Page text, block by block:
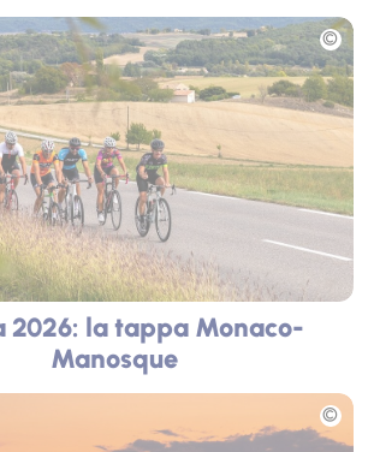
2026: la tappa Monaco-
Manosque